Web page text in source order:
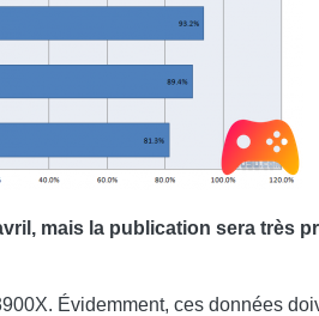
mais la publication sera très
Évidemment, ces données